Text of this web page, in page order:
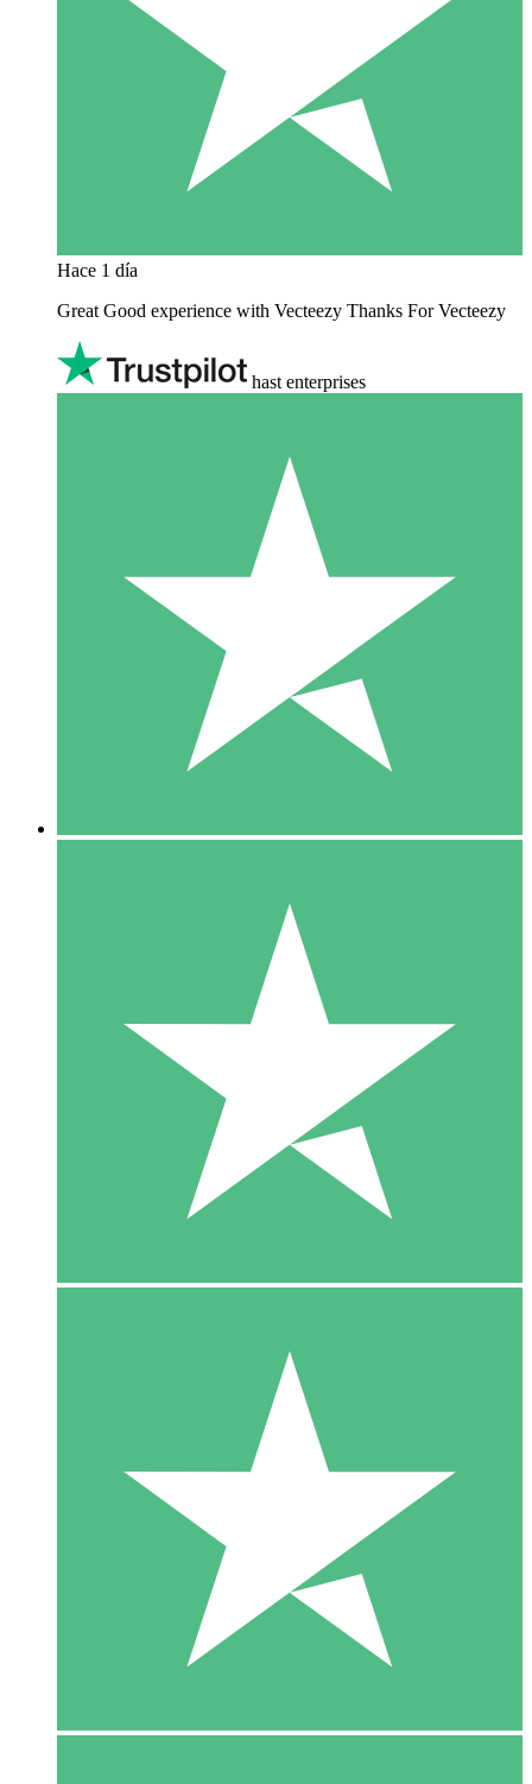
Hace 1 día
Great Good experience with Vecteezy Thanks For Vecteezy
hast enterprises